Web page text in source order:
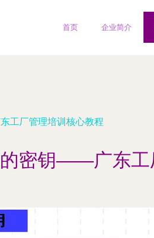
首页 企业简介
工厂管理培训核心教程
密钥——广东工